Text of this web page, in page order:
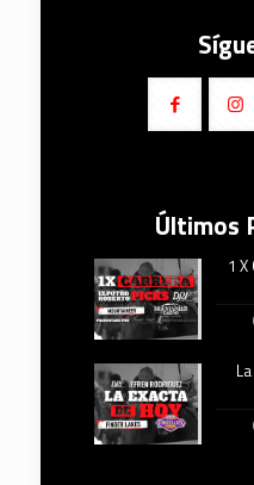
Últimos
1